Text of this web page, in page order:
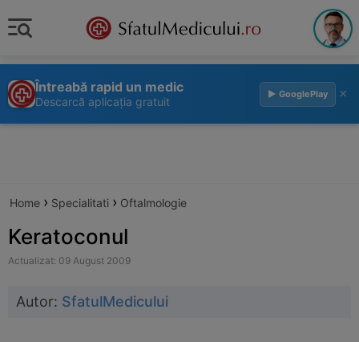
Întreabă rapid un medic
Descarcă aplicația gratuit
▶ GooglePlay ×
Home › Specialitati › Oftalmologie
Keratoconul
Actualizat: 09 August 2009
Autor: SfatulMedicului